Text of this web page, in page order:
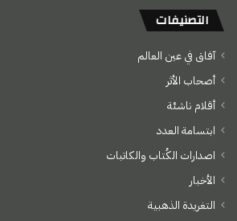
التصنيفات
آفاق في عين العالم
أصحاب الأثر
أقلام ناشئة
ابتسامة العدد
اصدارات الكُتاب والكاتبات
الأخبار
التغريدة الذهبية